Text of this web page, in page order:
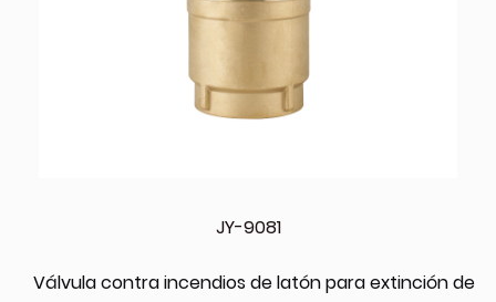
JY-9081
Válvula contra incendios de latón para extinción de